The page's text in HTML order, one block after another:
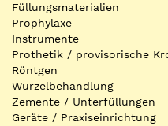
Füllungsmaterialien
Prophylaxe
Instrumente
Prothetik / provisorische
Röntgen
Wurzelbehandlung
Zemente / Unterfüllungen
Geräte / Praxiseinrichtung